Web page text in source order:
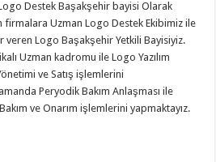
Destek Başakşehir bayisi Olarak
firmalara Uzman Logo Destek Ekibimiz ile
Logo Başakşehir Yetkili Bayisiyiz.
Uzman kadromu ile Logo Yazılım
ve Satış işlemlerini
Peryodik Bakım Anlaşması ile
ve Onarım işlemlerini yapmaktayız.